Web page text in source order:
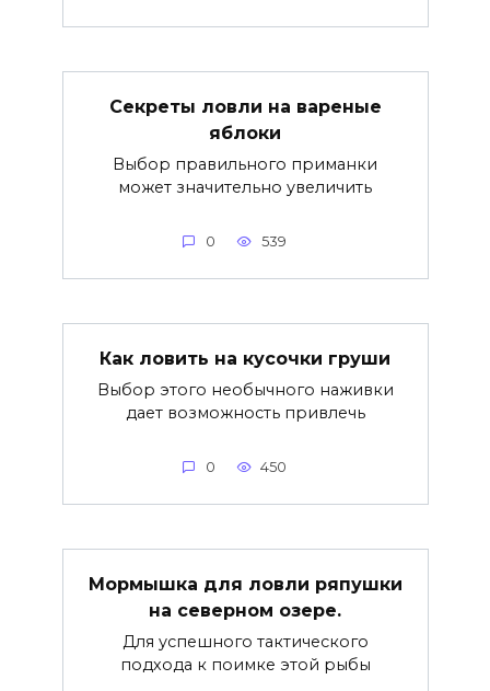
Секреты ловли на вареные
яблоки
Выбор правильного приманки
может значительно увеличить
0 539
Как ловить на кусочки груши
Выбор этого необычного наживки
дает возможность привлечь
0 450
Мормышка для ловли ряпушки
на северном озере.
Для успешного тактического
подхода к поимке этой рыбы